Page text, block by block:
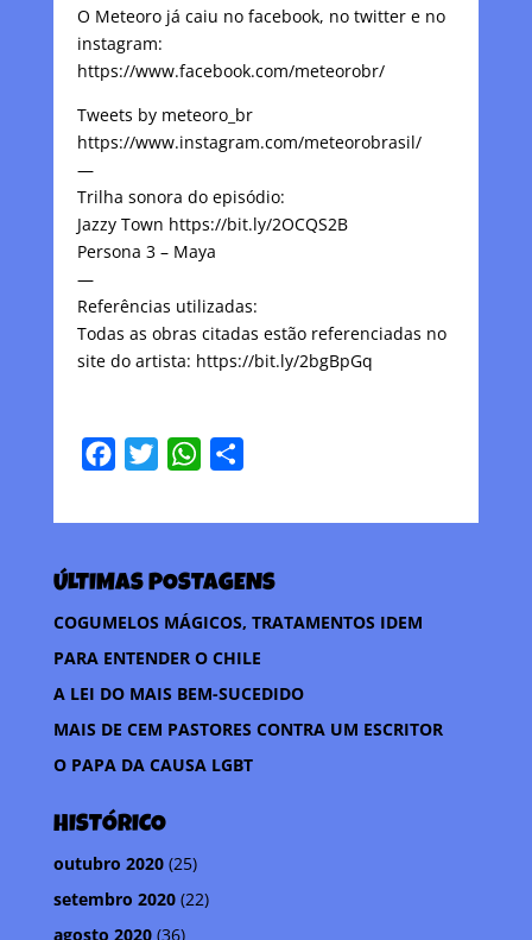
O Meteoro já caiu no facebook, no twitter e no
instagram:
https://www.facebook.com/meteorobr/
Tweets by meteoro_br
https://www.instagram.com/meteorobrasil/
—
Trilha sonora do episódio:
Jazzy Town https://bit.ly/2OCQS2B
Persona 3 – Maya
—
Referências utilizadas:
Todas as obras citadas estão referenciadas no
site do artista: https://bit.ly/2bgBpGq
c
b
o
o
k
i
t
e
r
W
a
s
A
p
p
m
a
r
t
i
l
h
ÚLTIMAS POSTAGENS
COGUMELOS MÁGICOS, TRATAMENTOS IDEM
PARA ENTENDER O CHILE
A LEI DO MAIS BEM-SUCEDIDO
MAIS DE CEM PASTORES CONTRA UM ESCRITOR
O PAPA DA CAUSA LGBT
HISTÓRICO
outubro 2020(25)
setembro 2020(22)
agosto 2020(36)